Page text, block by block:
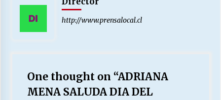
http://www.prensalocal.cl
One thought on “ADRIANA
MENA SALUDA DIA DEL